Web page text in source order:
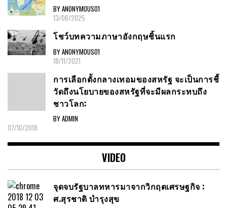
BY ANONYMOUS01
13/06/2025
โชว์บทความภาษาอังกฤษชิ้นแรก
BY ANONYMOUS01
18/11/2021
การเลือกตั้งกลางเทอมของสหรัฐ จะเป็นการชี้
วัดถึงนโยบายของสหรัฐที่จะมีผลกระทบถึง
ชาวโลก:
BY ADMIN
07/10/2018
VIDEO
จุดจบรัฐบาลทหารมาจากวิกฤตเศรษฐกิจ :
ศ.สุรชาติ บำรุงสุข